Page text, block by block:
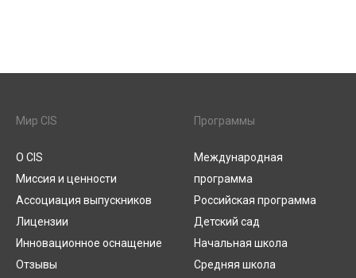
Мир CIS
О CIS
Миссия и ценности
Ассоциация выпускников
Лицензии
Инновационное оснащение
Отзывы
Программы
Международная
программа
Российская программа
Детский сад
Начальная школа
Средняя школа